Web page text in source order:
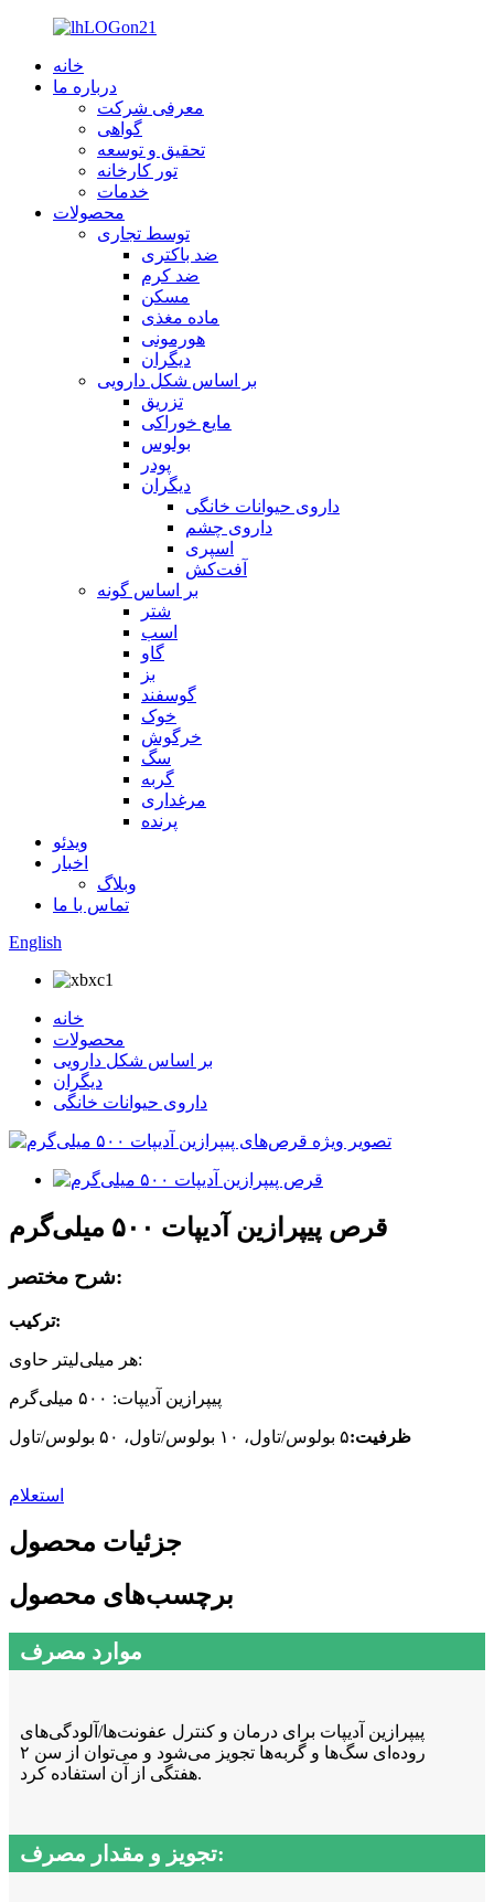
خانه
درباره ما
معرفی شرکت
گواهی
تحقیق و توسعه
تور کارخانه
خدمات
محصولات
توسط تجاری
ضد باکتری
ضد کرم
مسکن
ماده مغذی
هورمونی
دیگران
بر اساس شکل دارویی
تزریق
مایع خوراکی
بولوس
پودر
دیگران
داروی حیوانات خانگی
داروی چشم
اسپری
آفت‌کش
بر اساس گونه
شتر
اسب
گاو
بز
گوسفند
خوک
خرگوش
سگ
گربه
مرغداری
پرنده
ویدئو
اخبار
وبلاگ
تماس با ما
English
خانه
محصولات
بر اساس شکل دارویی
دیگران
داروی حیوانات خانگی
قرص پیپرازین آدیپات ۵۰۰ میلی‌گرم
شرح مختصر:
ترکیب:
هر میلی‌لیتر حاوی:
پیپرازین آدیپات: ۵۰۰ میلی‌گرم
ظرفیت:۵ بولوس/تاول، ۱۰ بولوس/تاول، ۵۰ بولوس/تاول
استعلام
جزئیات محصول
برچسب‌های محصول
موارد مصرف
پیپرازین آدیپات برای درمان و کنترل عفونت‌ها/آلودگی‌های
روده‌ای سگ‌ها و گربه‌ها تجویز می‌شود و می‌توان از سن ۲
هفتگی از آن استفاده کرد.
تجویز و مقدار مصرف: